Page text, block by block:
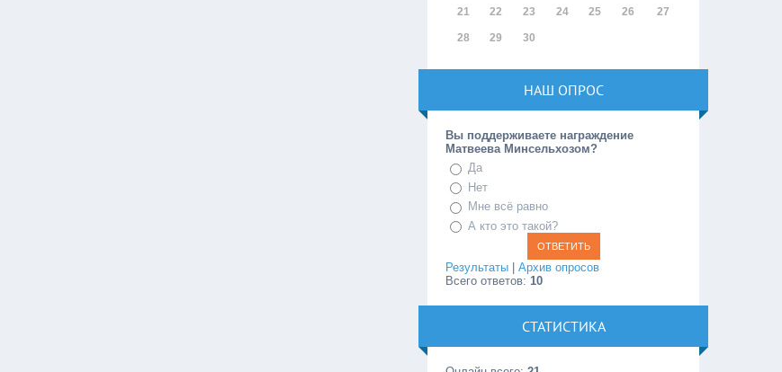
21 22 23 24 25 26 27
28 29 30
НАШ ОПРОС
Вы поддерживаете награждение
Матвеева Минсельхозом?
Да
Нет
Мне всё равно
А кто это такой?
Результаты |Архив опросов
Всего ответов:10
СТАТИСТИКА